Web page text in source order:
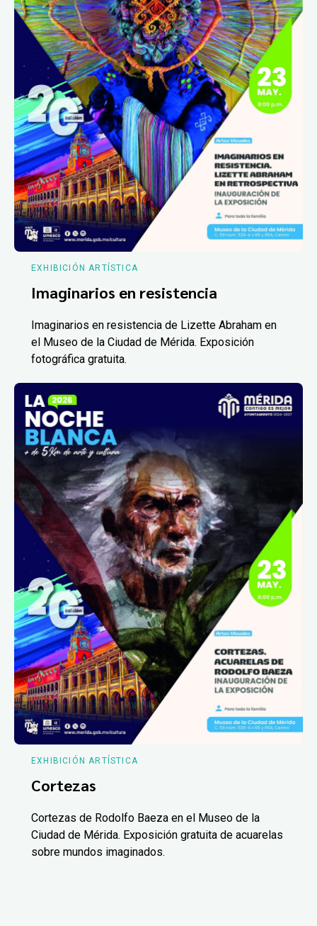
EXHIBICIÓN ARTÍSTICA
Imaginarios en resistencia
Imaginarios en resistencia de Lizette Abraham en
el Museo de la Ciudad de Mérida. Exposición
fotográfica gratuita.
EXHIBICIÓN ARTÍSTICA
Cortezas
Cortezas de Rodolfo Baeza en el Museo de la
Ciudad de Mérida. Exposición gratuita de acuarelas
sobre mundos imaginados.